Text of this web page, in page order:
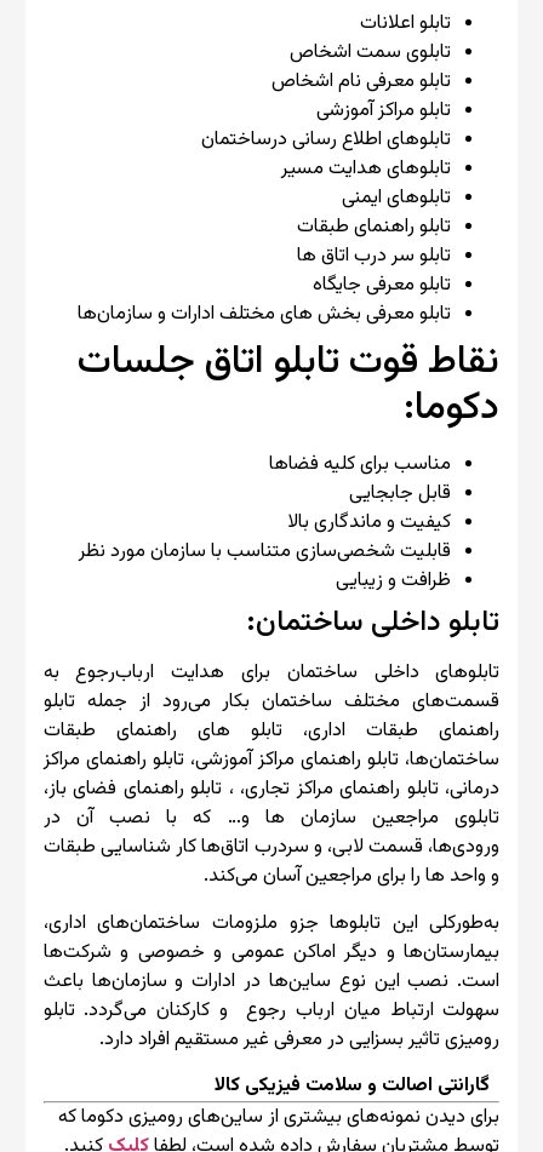
تابلو اعلانات
تابلوی سمت اشخاص
تابلو معرفی نام اشخاص
تابلو مراکز آموزشی
تابلوهای اطلاع رسانی درساختمان
تابلوهای هدایت مسیر
تابلوهای ایمنی
تابلو راهنمای طبقات
تابلو سر درب اتاق ها
تابلو معرفی جایگاه
تابلو معرفی بخش های مختلف ادارات و سازمان‌ها
نقاط قوت تابلو اتاق جلسات
دکوما:
مناسب برای کلیه فضاها
قابل جابجایی
کیفیت و ماندگاری بالا
قابلیت شخصی‌سازی متناسب با سازمان مورد نظر
ظرافت و زیبایی
تابلو داخلی ساختمان:
تابلوهای داخلی ساختمان برای هدایت ارباب‌رجوع به
قسمت‌های مختلف ساختمان بکار می‌رود از جمله تابلو
راهنمای طبقات اداری، تابلو های راهنمای طبقات
ساختمان‌ها، تابلو راهنمای مراکز آموزشی، تابلو راهنمای مراکز
درمانی، تابلو راهنمای مراکز تجاری، ، تابلو راهنمای فضای باز،
تابلوی مراجعین سازمان ها و… که با نصب آن در
ورودی‌ها، قسمت لابی، و سردرب اتاق‌ها کار شناسایی طبقات
و واحد ها را برای مراجعین آسان می‌کند.
به‌طورکلی این تابلوها جزو ملزومات ساختمان‌های اداری،
بیمارستان‌ها و دیگر اماکن عمومی و خصوصی و شرکت‌ها
است. نصب این نوع ساین‌ها در ادارات و سازمان‌ها باعث
سهولت ارتباط میان ارباب رجوع و کارکنان می‌گردد. تابلو
رومیزی تاثیر بسزایی در معرفی غیر مستقیم افراد دارد.
گارانتی اصالت و سلامت فیزیکی کالا
برای دیدن نمونه‌های بیشتری از ساین‌های رومیزی دکوما که